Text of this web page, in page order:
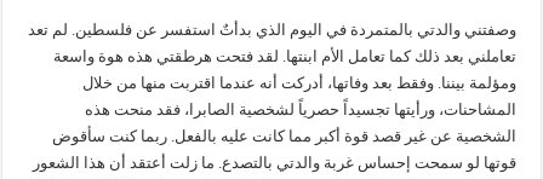
وصفتني والدتي بالمتمردة في اليوم الذي بدأتٌ استفسر عن فلسطين. لم تعد
تعاملني بعد ذلك كما تعامل الأم ابنتها. لقد فتحت هرطقتي هذه هوة واسعة
ومؤلمة بيننا. وفقط بعد وفاتها، أدركت أنه عندما اقتربت منها من خلال
المشاحنات، ورأيتها تجسيداً حصرياً لشخصية الصابرا، فقد منحت هذه
الشخصية عن غير قصد قوة أكبر مما كانت عليه بالفعل. ربما كنت سأقوض
قوتها لو سمحت إحساس غربة والدتي بالتصدع. ما زلت أعتقد أن هذا الشعور